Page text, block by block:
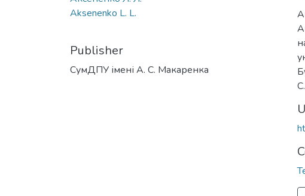
Aksenenko L. L.
Publisher
СумДПУ імені А. С. Макаренка